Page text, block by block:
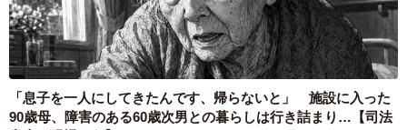
「息子を一人にしてきたんです、帰らないと」 施設に入った
90歳母、障害のある60歳次男との暮らしは行き詰まり…【司法